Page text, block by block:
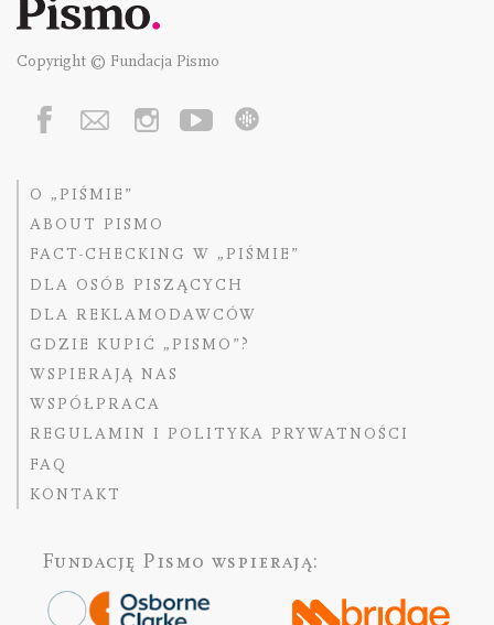
Copyright © Fundacja Pismo
O „PIŚMIE”
ABOUT PISMO
FACT-CHECKING W „PIŚMIE”
DLA OSÓB PISZĄCYCH
DLA REKLAMODAWCÓW
GDZIE KUPIĆ „PISMO”?
WSPIERAJĄ NAS
WSPÓŁPRACA
REGULAMIN I POLITYKA PRYWATNOŚCI
FAQ
KONTAKT
Fundację Pismo wspierają: